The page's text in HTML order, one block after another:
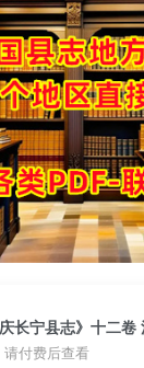
付费后查看